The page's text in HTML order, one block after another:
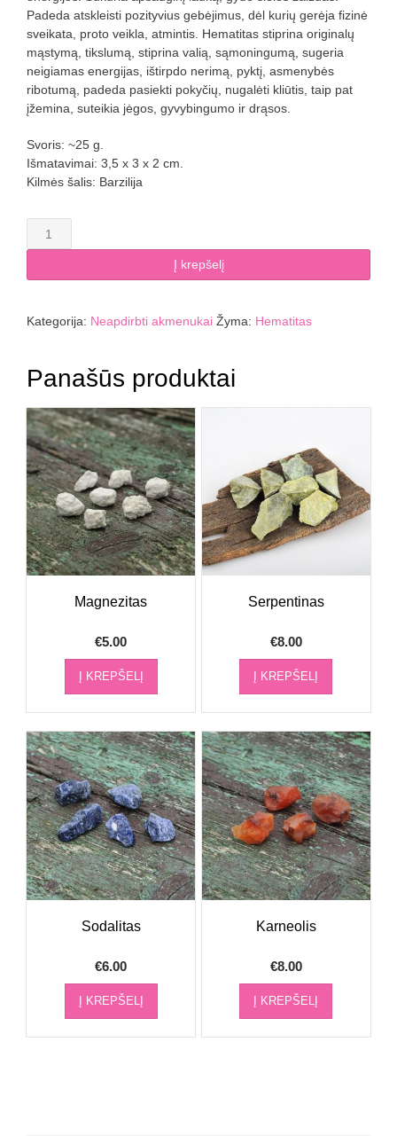
Padeda atskleisti pozityvius gebėjimus, dėl kurių gerėja fizinė
sveikata, proto veikla, atmintis. Hematitas stiprina originalų
mąstymą, tikslumą, stiprina valią, sąmoningumą, sugeria
neigiamas energijas, ištirpdo nerimą, pyktį, asmenybės
ribotumą, padeda pasiekti pokyčių, nugalėti kliūtis, taip pat
įžemina, suteikia jėgos, gyvybingumo ir drąsos.
Svoris: ~25 g.
Išmatavimai: 3,5 x 3 x 2 cm.
Kilmės šalis: Barzilija
produkto
kiekis:
Į krepšelį
Kategorija: Neapdirbti akmenukai Žyma: Hematitas
Panašūs produktai
Magnezitas
€5.00
Į KREPŠELĮ
Serpentinas
€8.00
Į KREPŠELĮ
Sodalitas
€6.00
Į KREPŠELĮ
Karneolis
€8.00
Į KREPŠELĮ